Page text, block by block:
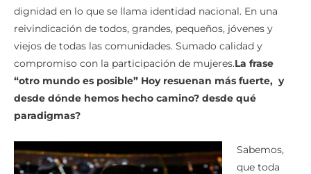
dignidad en lo que se llama identidad nacional. En una
reivindicación de todos, grandes, pequeños, jóvenes y
viejos de todas las comunidades. Sumado calidad y
compromiso con la participación de mujeres.La frase
“otro mundo es posible” Hoy resuenan más fuerte, y
desde dónde hemos hecho camino? desde qué
paradigmas?
Sabemos,
que toda